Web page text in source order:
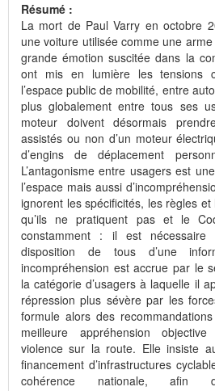
Résumé :
La mort de Paul Varry en octobre
une voiture utilisée comme une
grande émotion suscitée dans la
ont mis en lumière les tensions
l’espace public de mobilité, entre
plus globalement entre tous ses
moteur doivent désormais
assistés ou non d’un moteur
d’engins de déplacement
L’antagonisme entre usagers est
l’espace mais aussi
ignorent les spécificités, les règles
qu’ils ne pratiquent pas et le
constamment : il est
disposition de tous d’une
incompréhension est accrue par le
la catégorie d’usagers à laquelle il
répression plus sévère par les
formule alors des
meilleure appréhension
violence sur la route. Elle insiste
financement d’infrastructures
cohérence nationale, afin